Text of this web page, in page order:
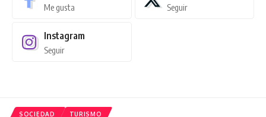
Me gusta Seguir
Instagram
Seguir
SOCIEDAD TURISMO